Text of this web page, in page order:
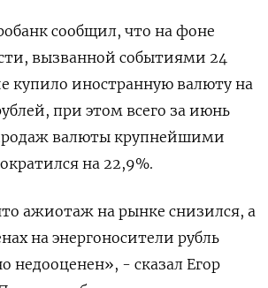
сообщил, что на фоне
вызванной событиями 24
купило иностранную валюту на
при этом всего за июнь
валюты крупнейшими
на 22,9%.
ажиотаж на рынке снизился, а
на энергоносители рубль
недооценен», - сказал Егор